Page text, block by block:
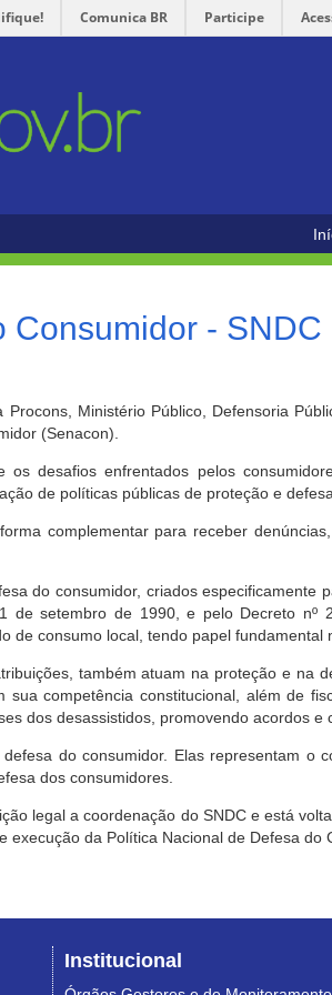
Comunica BR Participe
Consumidor - SNDC
Ministério Público, Defensoria
(Senacon).
os desafios enfrentados pelos
de políticas públicas de proteção e
complementar para receber
do consumidor, criados especificamente
de setembro de 1990, e pelo Decreto
consumo local, tendo papel
também atuam na proteção e na
competência constitucional, além de
dos desassistidos, promovendo acordos e
do consumidor. Elas representam o
dos consumidores.
legal a coordenação do SNDC e está
da Política Nacional de Defesa do
Institucional